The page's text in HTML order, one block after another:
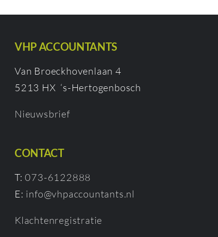
VHP ACCOUNTANTS
Van Broeckhovenlaan 4
5213 HX ‘s-Hertogenbosch
Nieuwsbrief
CONTACT
T:073-6122888
E: info@vhpaccountants.nl
Klachtenregistratie